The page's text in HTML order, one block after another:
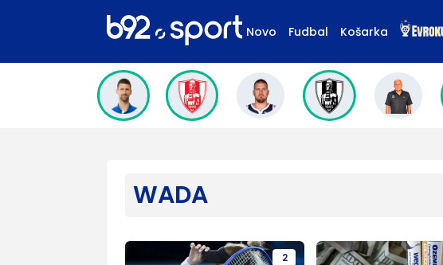
Novo Fudbal Košarka
WADA
2